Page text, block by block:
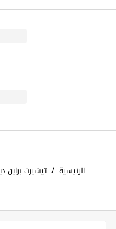
الرئيسية / تيشيرت